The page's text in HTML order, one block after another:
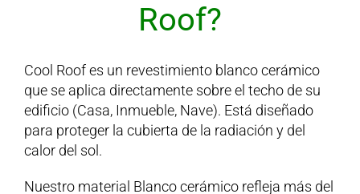
Roof?
Cool Roof es un revestimiento blanco cerámico
que se aplica directamente sobre el techo de su
edificio (Casa, Inmueble, Nave). Está diseñado
para proteger la cubierta de la radiación y del
calor del sol.
Nuestro material Blanco cerámico refleja más del